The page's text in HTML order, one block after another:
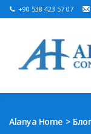
+90 538 423 57 07
Alanya Home Блог